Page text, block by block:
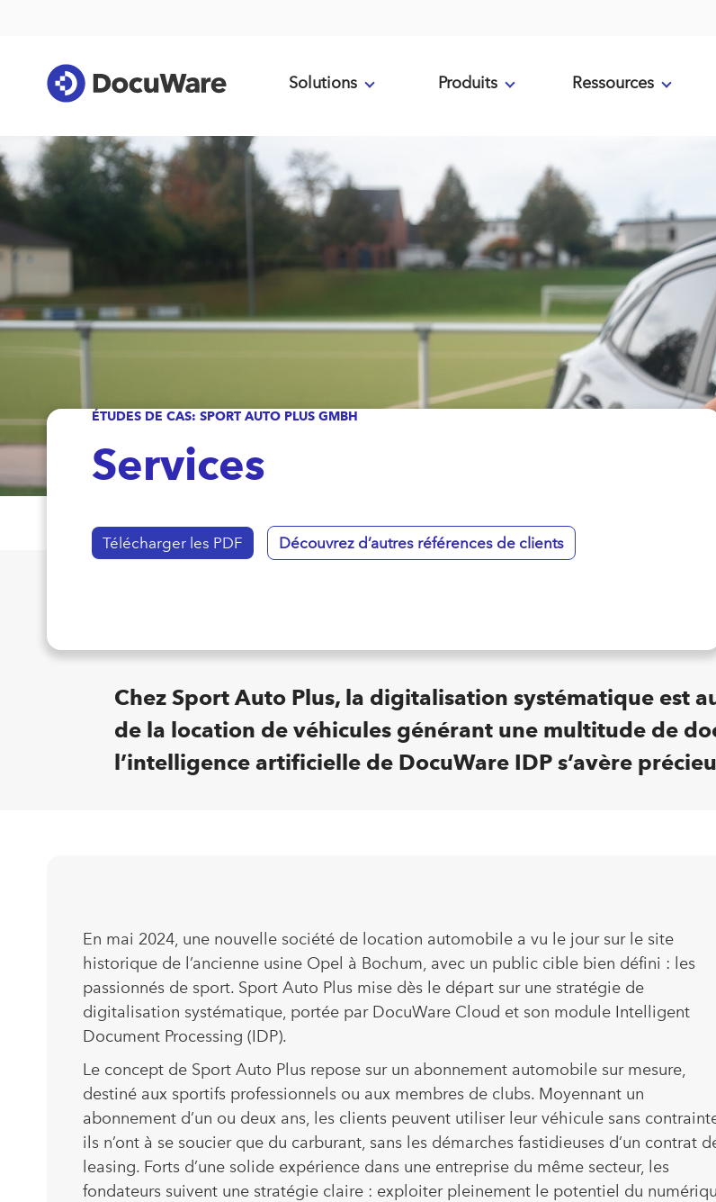
Solutions Produits Ressources
ÉTUDES DE CAS: SPORT AUTO PLUS GMBH
Services
Télécharger les PDF Découvrez d’autres références de clients
Chez Sport Auto Plus, la digitalisation systématique est
de la location de véhicules générant une multitude de
l’intelligence artificielle de DocuWare IDP s’avère
En mai 2024, une nouvelle société de location automobile a vu le jour sur le site
historique de l’ancienne usine Opel à Bochum, avec un public cible bien défini : les
passionnés de sport. Sport Auto Plus mise dès le départ sur une stratégie de
digitalisation systématique, portée par DocuWare Cloud et son module Intelligent
Document Processing (IDP).
Le concept de Sport Auto Plus repose sur un abonnement automobile sur mesure,
destiné aux sportifs professionnels ou aux membres de clubs. Moyennant un
abonnement d’un ou deux ans, les clients peuvent utiliser leur véhicule sans
ils n’ont à se soucier que du carburant, sans les démarches fastidieuses d’un contrat
leasing. Forts d’une solide expérience dans une entreprise du même secteur, les
fondateurs suivent une stratégie claire : exploiter pleinement le potentiel du